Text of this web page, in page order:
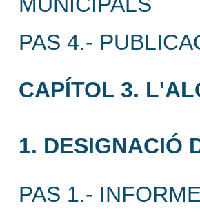
PAS 4.-
CAPÍTOL 3.
1. DESIGNACIÓ
PAS 1.-